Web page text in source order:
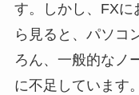
す。しかし、FXに
ら見ると、パソコ
ろん、一般的なノ
に不足しています。